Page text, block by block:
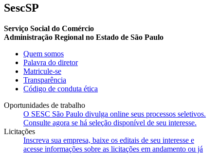
SescSP
Serviço Social do Comércio
Administração Regional no Estado de São Paulo
Quem somos
Palavra do diretor
Matricule-se
Transparência
Código de conduta ética
Oportunidades de trabalho
O SESC São Paulo divulga online seus processos seletivos.
Consulte agora se há seleção disponível de seu interesse.
Licitações
Inscreva sua empresa, baixe os editais de seu interesse e
acesse informações sobre as licitações em andamento ou já